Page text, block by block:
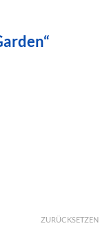
ZURÜCKSETZEN